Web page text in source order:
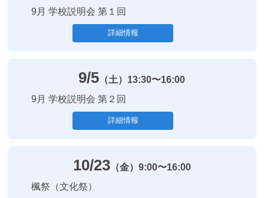
9月 学校説明会 第１回
詳細情報
9/5 （土） 13:30〜16:00
9月 学校説明会 第２回
詳細情報
10/23（金） 9:00〜16:00
楓祭（文化祭）